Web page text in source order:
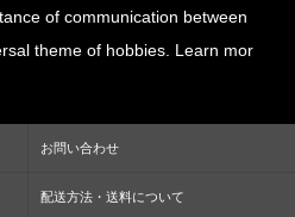
of communication between
theme of hobbies. Learn mor
お問い合わせ
配送方法・送料について